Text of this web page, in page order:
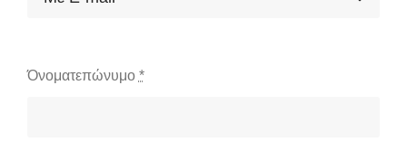
Όνοματεπώνυμο *